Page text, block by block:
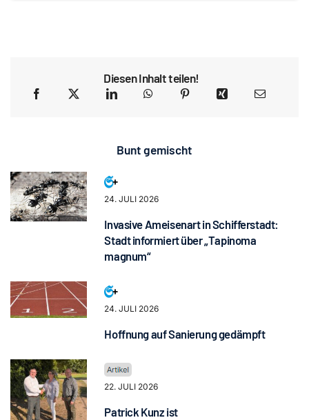
Diesen Inhalt teilen!
Bunt gemischt
24. JULI 2026
Invasive Ameisenart in Schifferstadt:
Stadt informiert über „Tapinoma
magnum“
24. JULI 2026
Hoffnung auf Sanierung gedämpft
22. JULI 2026
Patrick Kunz ist